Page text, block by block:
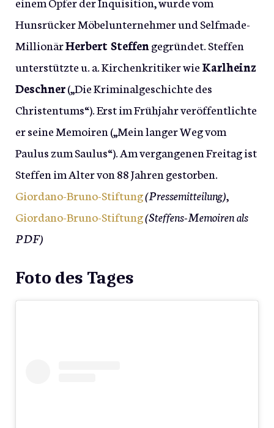
Hunsrücker Möbelunternehmer und Selfmade-
MillionärHerbert Steffengegründet. Steffen
unterstützte u. a. Kirchenkritiker wieKarlheinz
Deschner(„Die Kriminalgeschichte des
Christentums“). Erst im Frühjahr veröffentlichte
er seine Memoiren („Mein langer Weg vom
Paulus zum Saulus“). Am vergangenen Freitag ist
Steffen im Alter von 88 Jahren gestorben.
Giordano-Bruno-Stiftung(Pressemitteilung),
Giordano-Bruno-Stiftung(Steffens-Memoiren als
PDF)
Foto des Tages